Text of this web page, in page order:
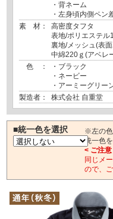
・背ネーム
・左身頃内側ペン
素 材：
高密度タフタ
表地/ポリエステル
裏地/メッシュ(表
中綿220ｇ(アベレ
色 ：
・ブラック
・ネービー
・アーミーグリー
製造者：
株式会社 自重堂
■統一色を選択
※左の色
統一色
< ご注意
同じメ
ので、